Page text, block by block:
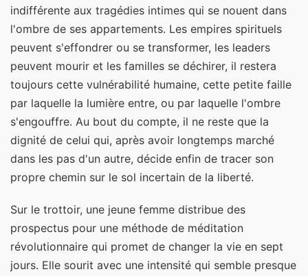
indifférente aux tragédies intimes qui se nouent dans
l'ombre de ses appartements. Les empires spirituels
peuvent s'effondrer ou se transformer, les leaders
peuvent mourir et les familles se déchirer, il restera
toujours cette vulnérabilité humaine, cette petite faille
par laquelle la lumière entre, ou par laquelle l'ombre
s'engouffre. Au bout du compte, il ne reste que la
dignité de celui qui, après avoir longtemps marché
dans les pas d'un autre, décide enfin de tracer son
propre chemin sur le sol incertain de la liberté.
Sur le trottoir, une jeune femme distribue des
prospectus pour une méthode de méditation
révolutionnaire qui promet de changer la vie en sept
jours. Elle sourit avec une intensité qui semble presque